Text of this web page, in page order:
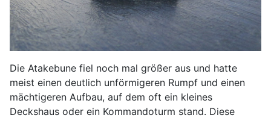
Die Atakebune fiel noch mal größer aus und hatte
meist einen deutlich unförmigeren Rumpf und einen
mächtigeren Aufbau, auf dem oft ein kleines
Deckshaus oder ein Kommandoturm stand. Diese